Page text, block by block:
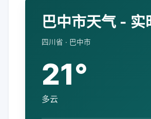
巴中市天气 -
四川省 · 巴中市
21°
多云